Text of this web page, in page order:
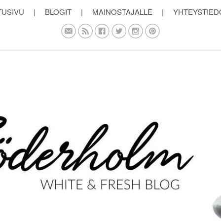
| BLOGIT | MAINOSTAJALLE |